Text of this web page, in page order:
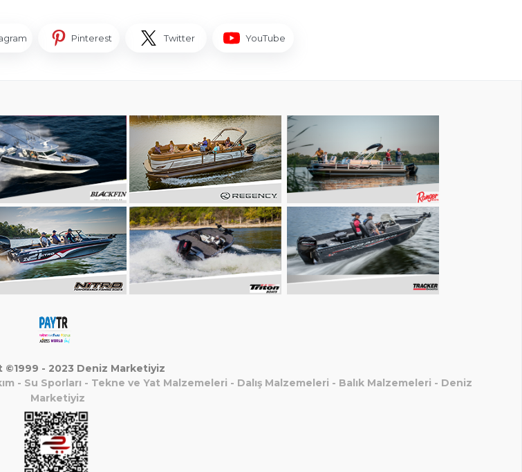
Pinterest Twitter YouTube
©1999 - 2023 Deniz Marketiyiz
- Su Sporları - Tekne ve Yat Malzemeleri - Dalış Malzemeleri - Balık Malzemeleri - Deniz
Marketiyiz